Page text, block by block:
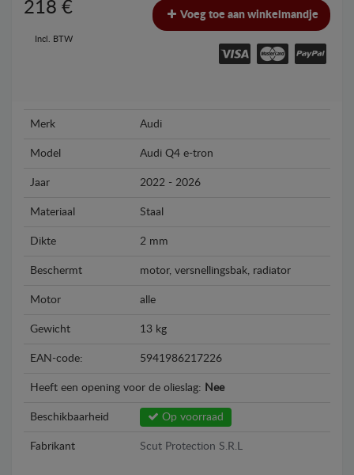
218 €
Incl. BTW
Voeg toe aan winkelmandje
Merk Audi
Model Audi Q4 e-tron
Jaar 2022 - 2026
Materiaal Staal
Dikte 2 mm
Beschermt motor, versnellingsbak, radiator
Motor alle
Gewicht 13 kg
EAN-code: 5941986217226
Heeft een opening voor de olieslag: Nee
Beschikbaarheid Op voorraad
Fabrikant Scut Protection S.R.L